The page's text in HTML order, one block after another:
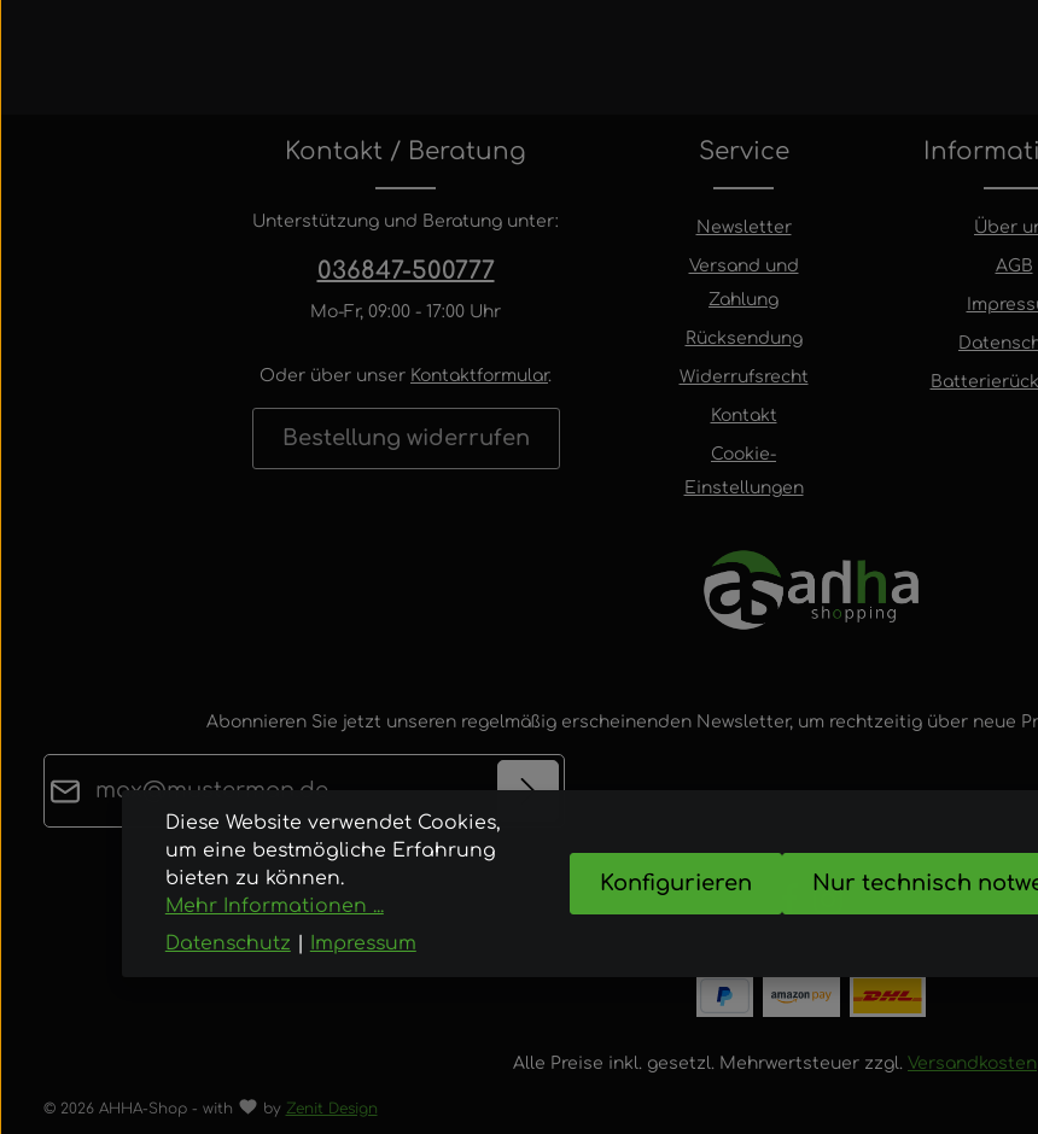
Kontakt / Beratung
Unterstützung und Beratung unter:
036847-500777
Mo-Fr, 09:00 - 17:00 Uhr
Oder über unser Kontaktformular.
Bestellung widerrufen
Service
Newsletter
Versand und
Zahlung
Rücksendung
Widerrufsrecht
Kontakt
Cookie-
Einstellungen
Über
AGB
Abonnieren Sie jetzt unseren regelmäßig erscheinenden Newsletter, um rechtzeitig über neue
Datenschutz
Ich habe die Datenschutzbestimmungen
Kenntnis genommen und die
bin mit ihnen einverstanden.
Die mit einem Stern (*) markierten Felder sind
Pflichtfelder.
Alle Preise inkl. gesetzl. Mehrwertsteuer zzgl. Versandkosten
© 2026 AHHA-Shop - with by Zenit Design
Diese Website verwendet Cookies,
um eine bestmögliche Erfahrung
bieten zu können.
Mehr Informationen ...
Datenschutz
Impressum
Nur technisch
Konfigurieren